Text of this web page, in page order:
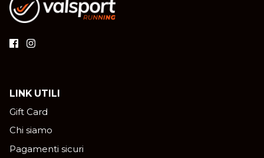
LINK UTILI
Gift Card
Chi siamo
Pagamenti sicuri